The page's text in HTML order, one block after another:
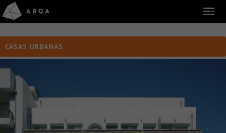
CASAS URBANAS